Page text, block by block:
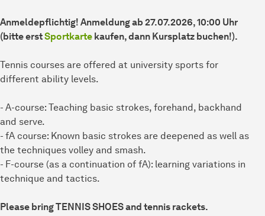
Anmeldepflichtig! Anmeldung ab 27.07.2026, 10:00 Uhr
(bitte erstSportkarte kaufen, dann Kursplatz buchen!).
Tennis courses are offered at university sports for
different ability levels.
- A-course: Teaching basic strokes, forehand, backhand
and serve.
- fA course: Known basic strokes are deepened as well as
the techniques volley and smash.
- F-course (as a continuation of fA): learning variations in
technique and tactics.
Please bring TENNIS SHOES and tennis rackets.